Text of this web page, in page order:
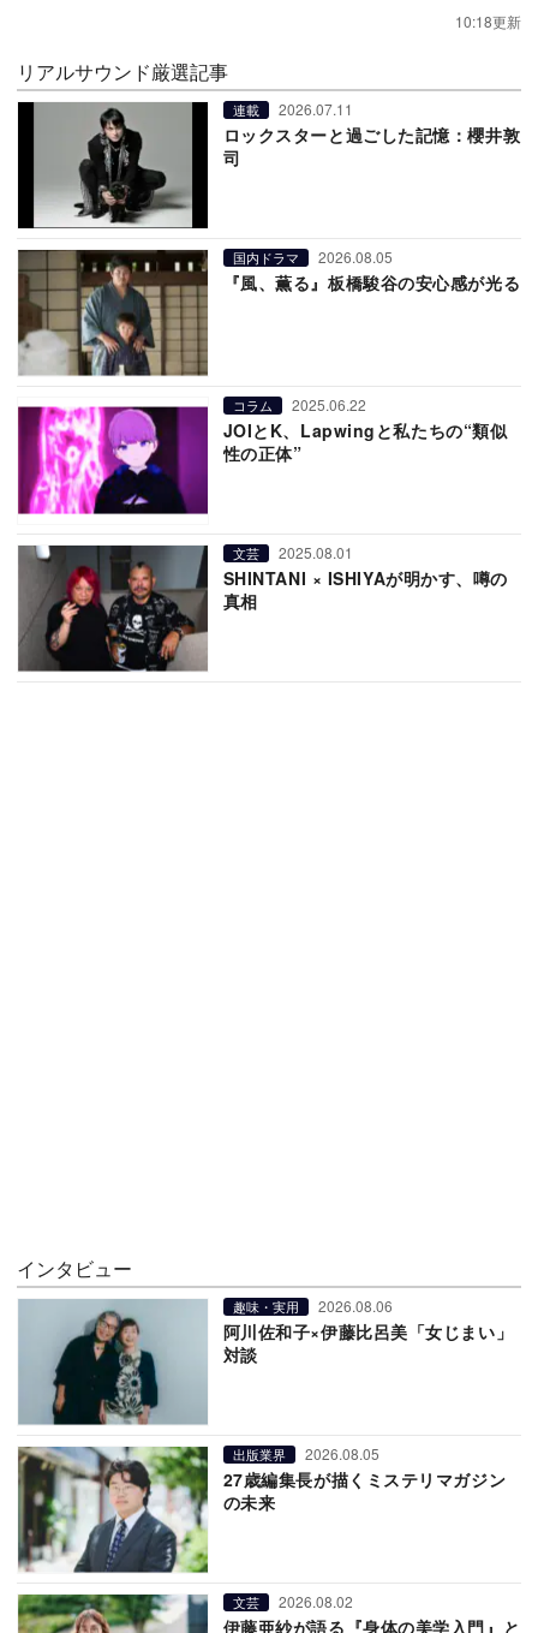
10:18更新
リアルサウンド厳選記事
連載 2026.07.11
ロックスターと過ごした記憶：櫻井敦
司
国内ドラマ 2026.08.05
『風、薫る』板橋駿谷の安心感が光る
コラム 2025.06.22
JOIとK、Lapwingと私たちの“類似
性の正体”
文芸 2025.08.01
SHINTANI × ISHIYAが明かす、噂の
真相
インタビュー
趣味・実用 2026.08.06
阿川佐和子×伊藤比呂美「女じまい」
対談
出版業界 2026.08.05
27歳編集長が描くミステリマガジン
の未来
文芸 2026.08.02
伊藤亜紗が語る『身体の美学入門』と